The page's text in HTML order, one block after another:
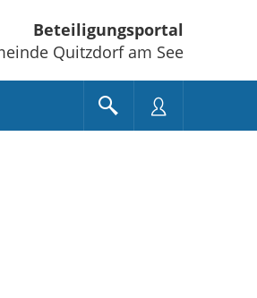
Beteiligungsportal
Quitzdorf am See